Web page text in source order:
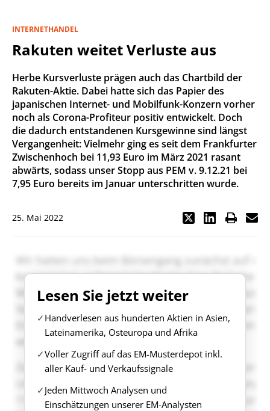
INTERNETHANDEL
Rakuten weitet Verluste aus
Herbe Kursverluste prägen auch das Chartbild der
Rakuten-Aktie. Dabei hatte sich das Papier des
japanischen Internet- und Mobilfunk-Konzern vorher
noch als Corona-Profiteur positiv entwickelt. Doch
die dadurch entstandenen Kursgewinne sind längst
Vergangenheit: Vielmehr ging es seit dem Frankfurter
Zwischenhoch bei 11,93 Euro im März 2021 rasant
abwärts, sodass unser Stopp aus PEM v. 9.12.21 bei
7,95 Euro bereits im Januar unterschritten wurde.
25. Mai 2022
Lesen Sie jetzt weiter
Handverlesen aus hunderten Aktien in Asien,
Lateinamerika, Osteuropa und Afrika
Voller Zugriff auf das EM-Musterdepot inkl.
aller Kauf- und Verkaufssignale
Jeden Mittwoch Analysen und
Einschätzungen unserer EM-Analysten